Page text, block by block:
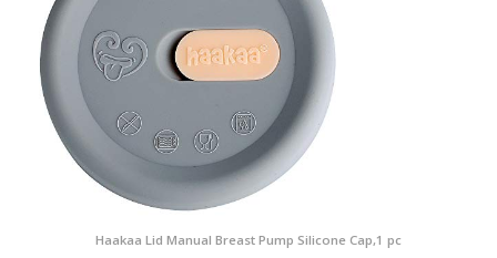
Haakaa Lid Manual Breast Pump Silicone Cap,1 pc